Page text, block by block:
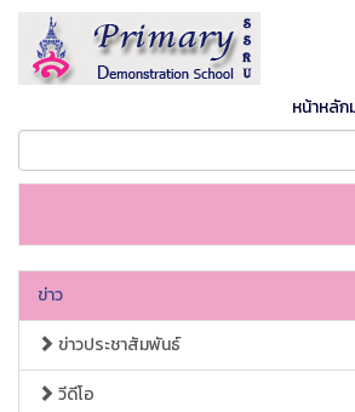
หน้าหลัก
ข่าว
ข่าวประชาสัมพันธ์
วีดีโอ